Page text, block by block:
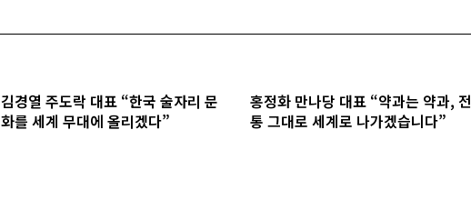
김경열 주도락 대표 “한국 술자리 문
화를 세계 무대에 올리겠다”
홍정화 만나당 대표 “약과는 약과, 전
통 그대로 세계로 나가겠습니다”